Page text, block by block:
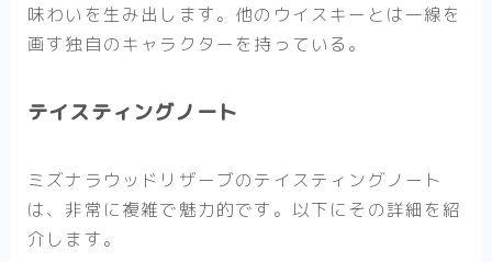
味わいを生み出します。他のウイスキーとは一線を
画す独自のキャラクターを持っている。
テイスティングノート
ミズナラウッドリザーブのテイスティングノート
は、非常に複雑で魅力的です。以下にその詳細を紹
介します。